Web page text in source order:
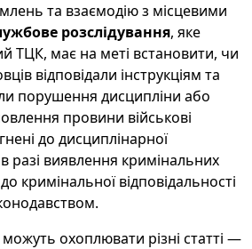
та взаємодію з місцевими
розслідування, яке
ТЦК, має на меті встановити, чи
відповідали інструкціям та
порушення дисципліни або
провини військові
до дисциплінарної
в разі виявлення кримінальних
відповідальності
охоплювати різні статті —